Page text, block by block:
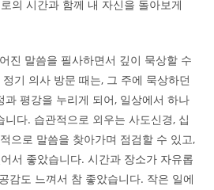
의 시간과 함께 내 자신을 돌아보게
진 말씀을 필사하면서 깊이 묵상할 수
기 의사 방문 때는, 그 주에 묵상하던
과 평강을 누리게 되어, 일상에서 하나
다. 습관적으로 외우는 사도신경, 십
으로 말씀을 찾아가며 점검할 수 있고,
서 좋았습니다. 시간과 장소가 자유롭
감도 느껴서 참 좋았습니다. 작은 일에